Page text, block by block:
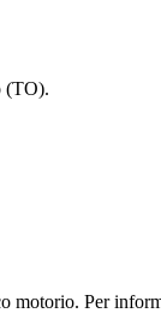
(TO).
Per